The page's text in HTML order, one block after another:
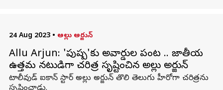
24 Aug 2023 • అల్లు అర్జున్
Allu Arjun: 'పుష్ప'కు అవార్డుల పంట .. జాతీయ
ఉత్తమ నటుడిగా చరిత్ర సృష్టించిన అల్లు అర్జున్
టాలీవుడ్ ఐకాన్ స్టార్ అల్లు అర్జున్ తొలి తెలుగు హీరోగా చరిత్రను